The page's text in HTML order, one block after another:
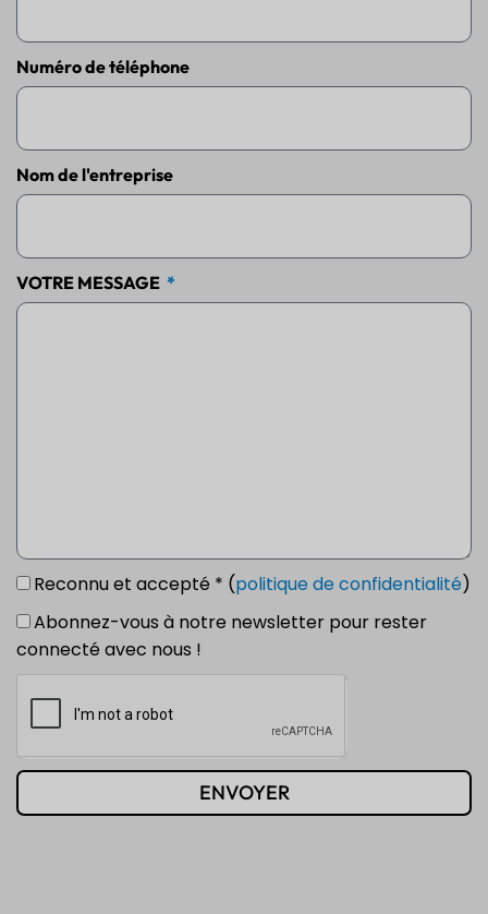
Numéro de téléphone
Nom de l'entreprise
VOTRE MESSAGE
Reconnu et accepté * (politique de confidentialité)
Abonnez-vous à notre newsletter pour rester
connecté avec nous !
ENVOYER